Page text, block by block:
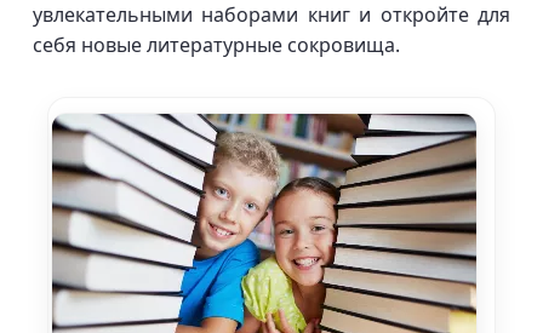
увлекательными наборами книг и откройте для
себя новые литературные сокровища.